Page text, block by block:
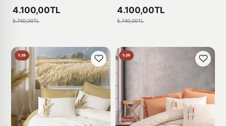
4.100,00TL
5.740,00TL
4.100,00TL
5.740,00TL
%29 %29